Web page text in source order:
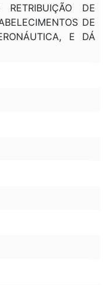
DE
DE
E DÁ